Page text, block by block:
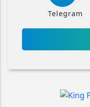
Telegram